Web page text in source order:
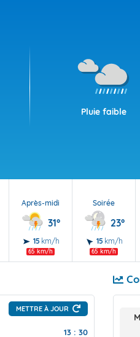
Pluie faible
Après-midi
31°
15 km/h
65 km/h
Soirée
23°
15 km/h
65 km/h
METTRE À JOUR
13 : 30